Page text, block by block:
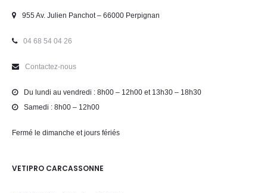
955 Av. Julien Panchot – 66000 Perpignan
04 68 54 04 26
Contactez-nous
Du lundi au vendredi : 8h00 – 12h00 et 13h30 – 18h30
Samedi : 8h00 – 12h00
Fermé le dimanche et jours fériés
VETIPRO CARCASSONNE